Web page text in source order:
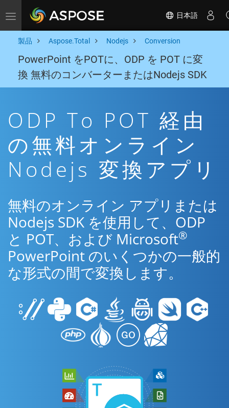
Toggle navigation 日本語
製品 Aspose.Total Nodejs Conversion
PowerPoint をPOTに、ODP を POT に変
換 無料のコンバーターまたはNodejs SDK
ODP To POT 経由
の無料オンライン
Nodejs 変換アプリ
無料のオンライン アプリまたは
Nodejs SDK を使用して、ODP
と POT、および Microsoft®
PowerPoint のいくつかの一般的
な形式の間で変換します。